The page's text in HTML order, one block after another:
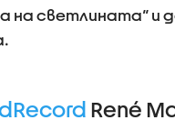
на светлината“ и
René